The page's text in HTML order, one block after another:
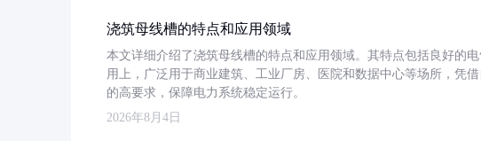
浇筑母线槽的特点和应用领域
本文详细介绍了浇筑母线槽的特点和应用领域。其特点包括良好的
用上，广泛用于商业建筑、工业厂房、医院和数据中心等场所，凭
的高要求，保障电力系统稳定运行。
2026年8月4日